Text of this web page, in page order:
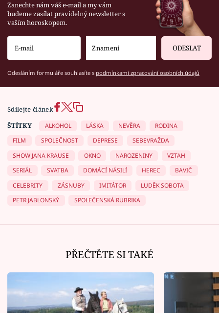
Zanechte nám váš e-mail a my vám
budeme zasílat pravidelný newsletter s
vaším horoskopem.
ODESLAT
Odesláním formuláře souhlasíte s podmínkami zpracování osobních údajů
Sdílejte článek
ŠTÍTKY
ALKOHOL LÁSKA NEVĚRA
RODINA
FILM
SPOLEČNOST DEPRESE
SEBEVRAŽDA
SHOW JANA KRAUSE
OKNO NAROZENINY
VZTAH
SERIÁL
SVATBA DOMÁCÍ NÁSILÍ HEREC
BAVIČ
CELEBRITY
ZÁSNUBY IMITÁTOR
LUDĚK SOBOTA
PETR JABLONSKÝ
SPOLEČENSKÁ RUBRIKA
PŘEČTĚTE SI TAKÉ